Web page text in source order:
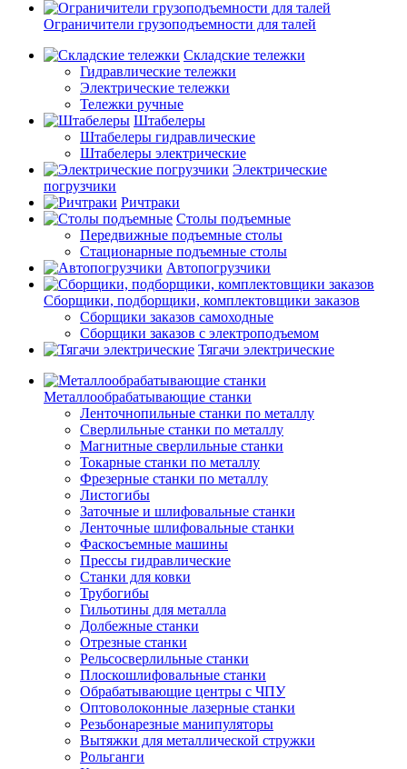
Ограничители грузоподъемности для талей
Складские тележки
Гидравлические тележки
Электрические тележки
Тележки ручные
Штабелеры
Штабелеры гидравлические
Штабелеры электрические
Электрические
погрузчики
Ричтраки
Столы подъемные
Передвижные подъемные столы
Стационарные подъемные столы
Автопогрузчики
Сборщики, подборщики, комплектовщики заказов
Сборщики заказов самоходные
Сборщики заказов с электроподъемом
Тягачи электрические
Металлообрабатывающие станки
Ленточнопильные станки по металлу
Сверлильные станки по металлу
Магнитные сверлильные станки
Токарные станки по металлу
Фрезерные станки по металлу
Листогибы
Заточные и шлифовальные станки
Ленточные шлифовальные станки
Фаскосъемные машины
Прессы гидравлические
Станки для ковки
Трубогибы
Гильотины для металла
Долбежные станки
Отрезные станки
Рельсосверлильные станки
Плоскошлифовальные станки
Обрабатывающие центры с ЧПУ
Оптоволоконные лазерные станки
Резьбонарезные манипуляторы
Вытяжки для металлической стружки
Рольганги